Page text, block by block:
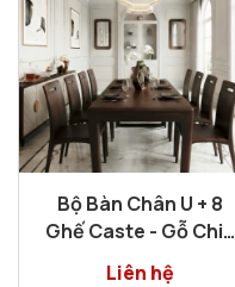
Bộ Bàn Chân U + 8
Ghế Caste - Gỗ Chiu
Liu
Liên hệ